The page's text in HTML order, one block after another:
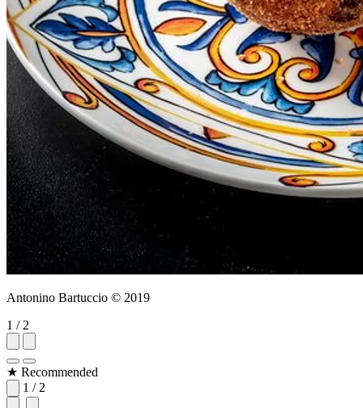
Antonino Bartuccio © 2019
1 / 2
★ Recommended
1 / 2